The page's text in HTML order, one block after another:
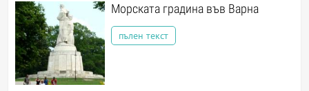
Морската градина във Варна
пълен текст